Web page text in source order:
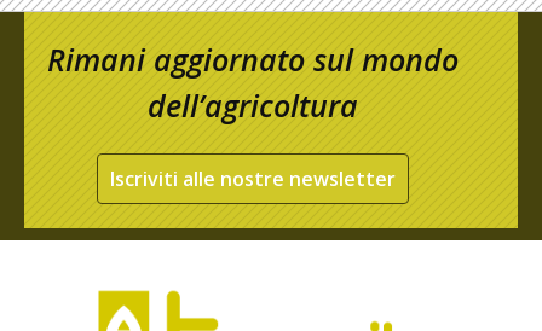
Rimani aggiornato sul mondo
dell’agricoltura
Iscriviti alle nostre newsletter